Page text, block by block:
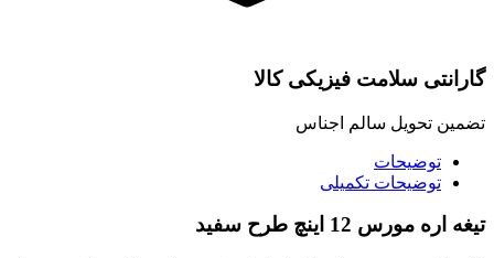
گارانتی سلامت فیزیکی کالا
تضمین تحویل سالم اجناس
توضیحات
توضیحات تکمیلی
تیغه اره مورس 12 اینچ طرح سفید